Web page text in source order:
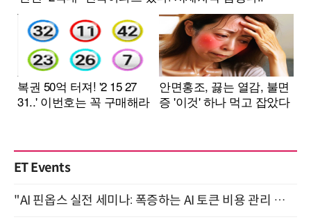
ET Events
"AI 핀옵스 실전 세미나: 폭증하는 AI 토큰 비용 관리 전략" 8월 21일 개최